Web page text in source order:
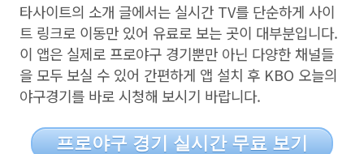
타사이트의 소개 글에서는 실시간 TV를 단순하게 사이
트 링크로 이동만 있어 유료로 보는 곳이 대부분입니다.
이 앱은 실제로 프로야구 경기뿐만 아닌 다양한 채널들
을 모두 보실 수 있어 간편하게 앱 설치 후 KBO 오늘의
야구경기를 바로 시청해 보시기 바랍니다.
프로야구 경기 실시간 무료 보기